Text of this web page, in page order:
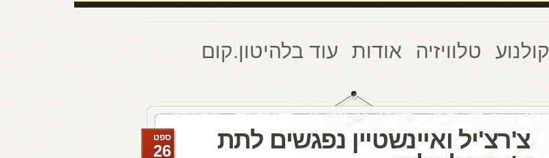
קולנוע טלוויזיה אודות עוד בלהיטון.קום
צ'רצ'יל ואיינשטיין נפגשים לתת
ספט
26